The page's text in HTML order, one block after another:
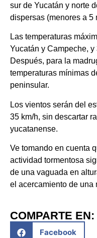
sur de Yucatán y norte
dispersas (menores a 5
Las temperaturas
Yucatán y Campeche,
Después, para la
temperaturas mínimas
peninsular.
Los vientos serán del
35 km/h, sin descartar
yucatanense.
Ve tomando en cuenta
actividad tormentosa
de una vaguada en
el acercamiento de una
COMPARTE EN:
Facebook